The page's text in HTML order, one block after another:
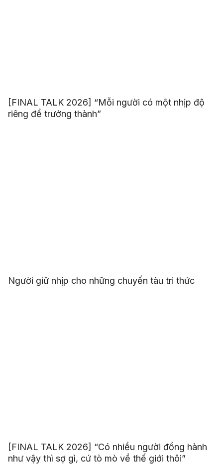
[FINAL TALK 2026] “Mỗi người có một nhịp độ
riêng để trưởng thành”
Người giữ nhịp cho những chuyến tàu tri thức
[FINAL TALK 2026] “Có nhiều người đồng hành
như vậy thì sợ gì, cứ tò mò về thế giới thôi”